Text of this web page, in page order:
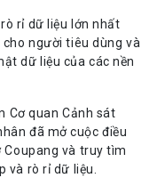
rỉ dữ liệu lớn nhất
người tiêu dùng và
dữ liệu của các nền
Cơ quan Cảnh sát
đã mở cuộc điều
và truy tìm
và rò rỉ dữ liệu.